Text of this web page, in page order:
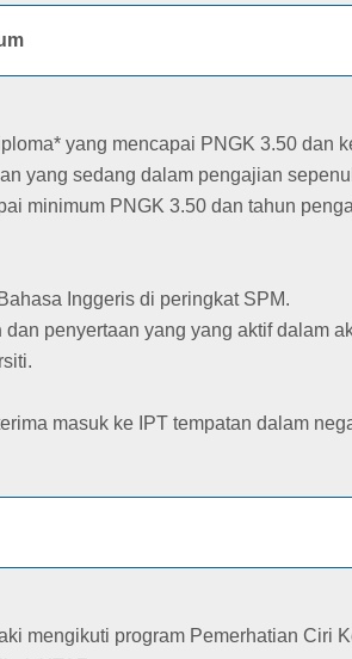
yang mencapai PNGK 3.50 dan
yang sedang dalam pengajian
minimum PNGK 3.50 dan tahun
Inggeris di peringkat SPM.
dan penyertaan yang yang aktif dalam
masuk ke IPT tempatan dalam
mengikuti program Pemerhatian Ciri